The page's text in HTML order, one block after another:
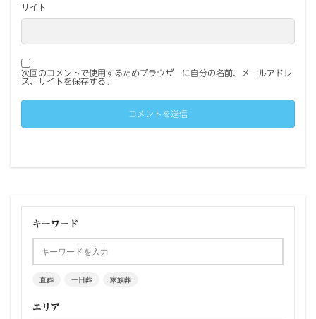
サイト
次回のコメントで使用するためブラウザーに自分の名前、メールアドレ
ス、サイトを保存する。
キーワード
直葬 一日葬 家族葬
エリア